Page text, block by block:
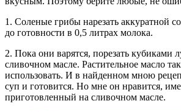
1. Соленые грибы нарезать аккуратной
до готовности в 0,5 литрах молока.
2. Пока они варятся, порезать кубиками
сливочном масле. Растительное масло
использовать. И в найденном мною
суп и готовится. Но мне он нравится,
приготовленный на сливочном масле.